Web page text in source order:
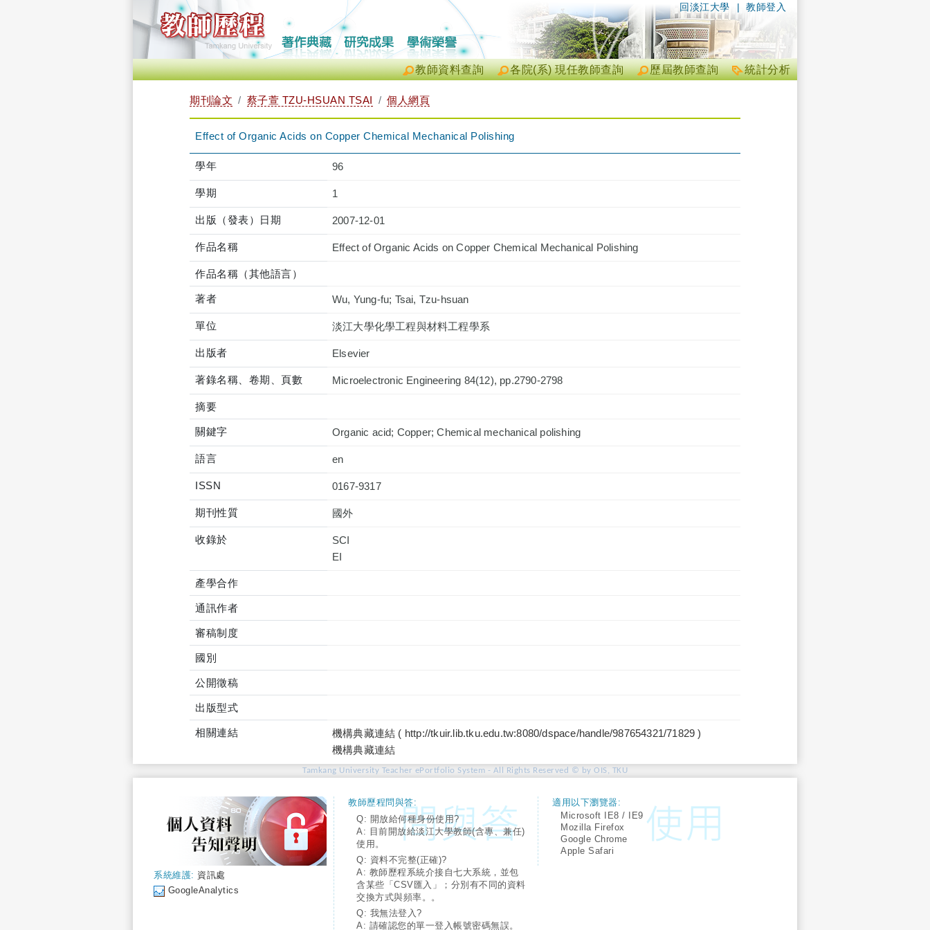
| 教師登入
回淡江大學
統計分析
歷屆教師查詢
各院(系) 現任教師查詢
教師資料查詢
期刊論文 蔡子萱 TZU-HSUAN TSAI 個人網頁
Effect of Organic Acids on Copper Chemical Mechanical Polishing
學年 96
學期 1
出版（發表）日期 2007-12-01
作品名稱 Effect of Organic Acids on Copper Chemical Mechanical Polishing
作品名稱（其他語言）
著者 Wu, Yung-fu; Tsai, Tzu-hsuan
單位 淡江大學化學工程與材料工程學系
出版者 Elsevier
著錄名稱、卷期、頁數 Microelectronic Engineering 84(12), pp.2790-2798
摘要
關鍵字 Organic acid; Copper; Chemical mechanical polishing
語言 en
ISSN 0167-9317
期刊性質 國外
收錄於
SCI
EI
產學合作
通訊作者
審稿制度
國別
公開徵稿
出版型式
相關連結
機構典藏連結 ( http://tkuir.lib.tku.edu.tw:8080/dspace/handle/987654321/71829 )
機構典藏連結
Tamkang University Teacher ePortfolio System - All Rights Reserved © by OIS, TKU
系統維護: 資訊處
GoogleAnalytics
教師歷程問與答:
Q: 開放給何種身份使用?
A: 目前開放給淡江大學教師(含專、兼任)
使用。
Q: 資料不完整(正確)?
A: 教師歷程系統介接自七大系統，並包
含某些「CSV匯入」；分別有不同的資料
交換方式與頻率。。
Q: 我無法登入?
A: 請確認您的單一登入帳號密碼無誤。
適用以下瀏覽器:
Microsoft IE8 / IE9
Mozilla Firefox
Google Chrome
Apple Safari